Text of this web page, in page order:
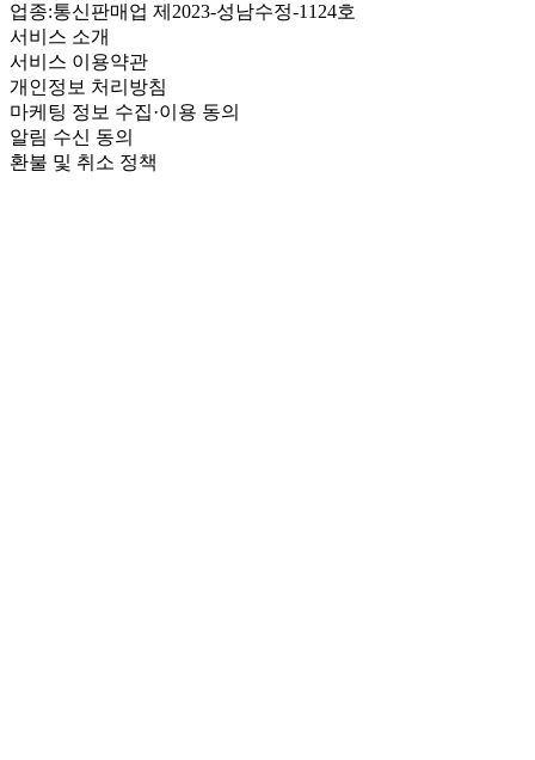
업종:통신판매업 제2023-성남수정-1124호
서비스 소개
서비스 이용약관
개인정보 처리방침
마케팅 정보 수집·이용 동의
알림 수신 동의
환불 및 취소 정책